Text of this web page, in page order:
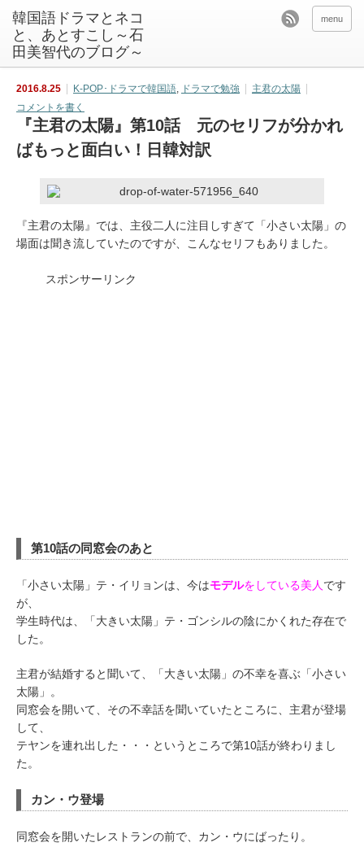
韓国語ドラマとネコ
と、あとすこし～石
田美智代のブログ～
menu
2016.8.25 K-POP･ドラマで韓国語, ドラマで勉強
主君の太陽
コメントを書く
『主君の太陽』第10話 元のセリフが分かれ
ばもっと面白い！日韓対訳
『主君の太陽』では、主役二人に注目しすぎて「小さい太陽」の
場面は聞き流していたのですが、こんなセリフもありました。
スポンサーリンク
第10話の同窓会のあと
「小さい太陽」テ・イリョンは、今はモデルをしている美人です
が、
学生時代は、「大きい太陽」テ・ゴンシルの陰にかくれた存在で
した。
主君が結婚すると聞いて、「大きい太陽」の不幸を喜ぶ「小さい
太陽」。
同窓会を開いて、その不幸話を聞いていたところに、主君が登場
して、
テヤンを連れ出した・・・というところで第10話が終わりまし
た。
カン・ウ登場
同窓会を開いたレストランの前で、カン・ウにばったり。